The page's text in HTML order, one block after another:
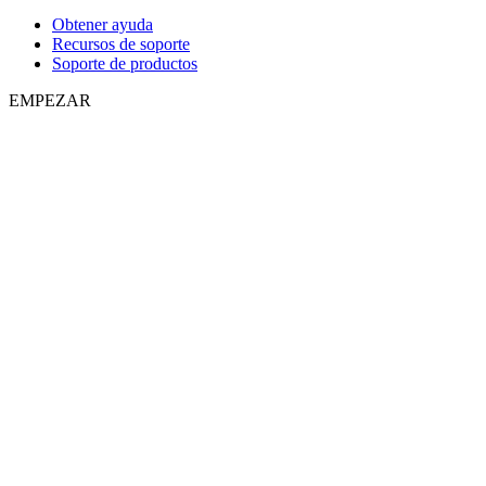
Obtener ayuda
Recursos de soporte
Soporte de productos
EMPEZAR